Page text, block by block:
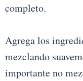
completo.
Agrega los
mezclando
importante no